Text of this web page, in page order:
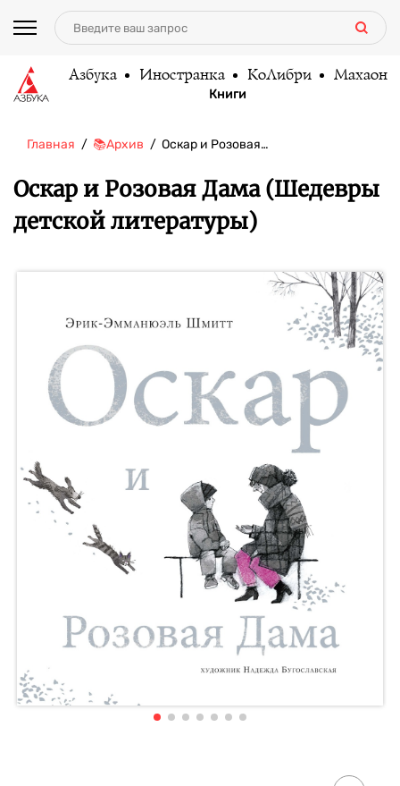
Азбука Иностранка КоЛибри Махаон
Книги
Главная 📚Архив Оскар и Розовая…
Оскар и Розовая Дама (Шедевры
детской литературы)